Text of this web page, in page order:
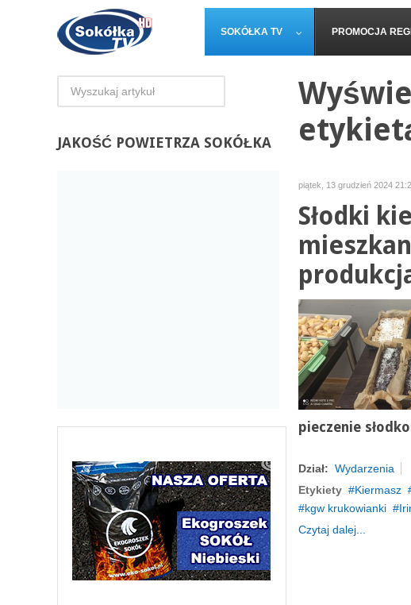
SOKÓŁKA TV PROMOCJA
piątek, 13 grudzień 2024
Słodki
pieczenie
Dział: Wydarzenia
Etykiety
Kiermasz
kgw krukowianki
Czytaj dalej...
JAKOŚĆ POWIETRZA SOKÓŁKA